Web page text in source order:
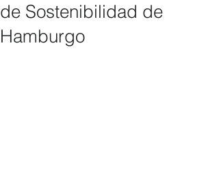
de Sostenibilidad de
Hamburgo